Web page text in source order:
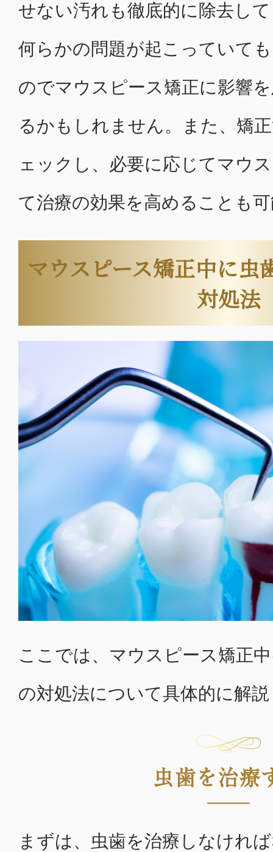
せない汚れも徹底的に除去し
何らかの問題が起こっていて
のでマウスピース矯正に影響
るかもしれません。また、矯
ェックし、必要に応じてマウ
て治療の効果を高めることも
マウスピース矯正中に虫
対処法
ここでは、マウスピース矯正
の対処法について具体的に解
虫歯を治療
まずは、虫歯を治療しなけれ